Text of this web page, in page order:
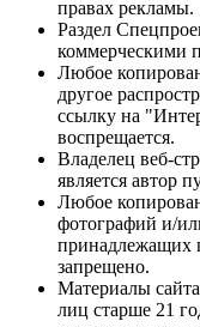
правах рекламы.
Раздел
коммерческими
Любое
другое
ссылку на
воспрещается.
Владелец веб-
является автор
Любое
фотографий и/
принадлежащих
запрещено.
Материалы
лиц старше 21